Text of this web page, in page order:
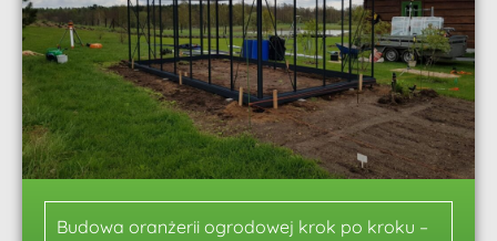
Budowa oranżerii ogrodowej krok po kroku –